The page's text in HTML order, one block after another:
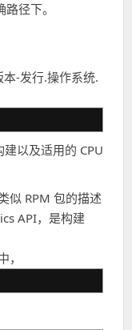
径下。
本-发行.操作系统.
以及适用的 CPU
似 RPM 包的描述
API，是构建